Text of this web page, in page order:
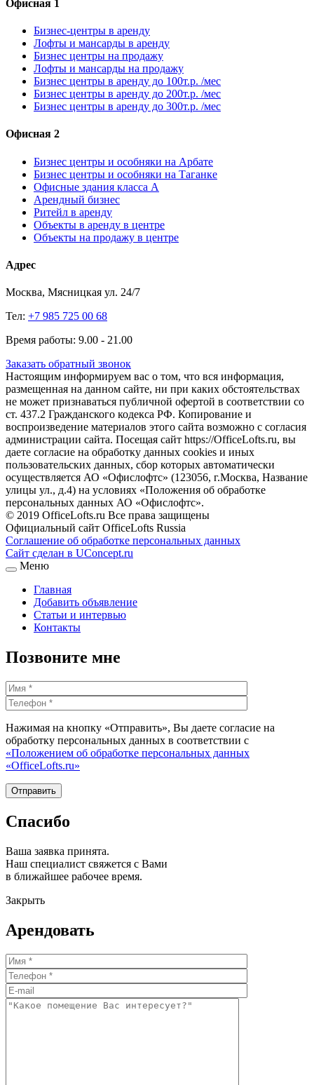
Офисная 1
Бизнес-центры в аренду
Лофты и мансарды в аренду
Бизнес центры на продажу
Лофты и мансарды на продажу
Бизнес центры в аренду до 100т.р. /мес
Бизнес центры в аренду до 200т.р. /мес
Бизнес центры в аренду до 300т.р. /мес
Офисная 2
Бизнес центры и особняки на Арбате
Бизнес центры и особняки на Таганке
Офисные здания класса А
Арендный бизнес
Ритейл в аренду
Объекты в аренду в центре
Объекты на продажу в центре
Адрес
Москва, Мясницкая ул. 24/7
Тел: +7 985 725 00 68
Время работы: 9.00 - 21.00
Заказать обратный звонок
Настоящим информируем вас о том, что вся информация,
размещенная на данном сайте, ни при каких обстоятельствах
не может признаваться публичной офертой в соответствии со
ст. 437.2 Гражданского кодекса РФ. Копирование и
воспроизведение материалов этого сайта возможно с согласия
администрации сайта. Посещая сайт https://OfficeLofts.ru, вы
даете согласие на обработку данных cookies и иных
пользовательских данных, сбор которых автоматически
осуществляется АО «Офислофтс» (123056, г.Москва, Название
улицы ул., д.4) на условиях «Положения об обработке
персональных данных АО «Офислофтс».
© 2019 OfficeLofts.ru Все права защищены
Официальный сайт OfficeLofts Russia
Соглашение об обработке персональных данных
Сайт сделан в UConcept.ru
Меню
Главная
Добавить объявление
Статьи и интервью
Контакты
Позвоните мне
Нажимая на кнопку «Отправить», Вы даете согласие на
обработку персональных данных в соответствии с
«Положением об обработке персональных данных
«OfficeLofts.ru»
Спасибо
Ваша заявка принята.
Наш специалист свяжется с Вами
в ближайшее рабочее время.
Закрыть
Арендовать